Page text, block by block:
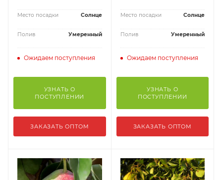
Место посадки Солнце
Полив Умеренный
Ожидаем поступления
УЗНАТЬ О
ПОСТУПЛЕНИИ
ЗАКАЗАТЬ ОПТОМ
Место посадки Солнце
Полив Умеренный
Ожидаем поступления
УЗНАТЬ О
ПОСТУПЛЕНИИ
ЗАКАЗАТЬ ОПТОМ